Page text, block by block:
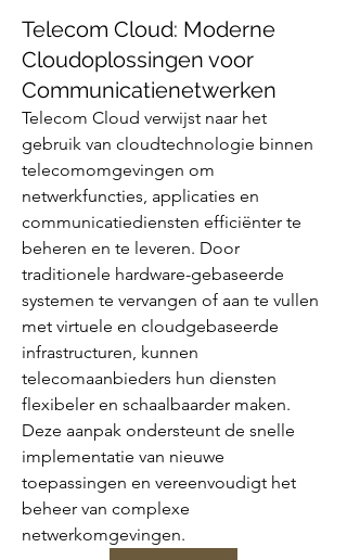
Telecom Cloud: Moderne
Cloudoplossingen voor
Communicatienetwerken
Telecom Cloud verwijst naar het
gebruik van cloudtechnologie binnen
telecomomgevingen om
netwerkfuncties, applicaties en
communicatiediensten efficiënter te
beheren en te leveren. Door
traditionele hardware-gebaseerde
systemen te vervangen of aan te vullen
met virtuele en cloudgebaseerde
infrastructuren, kunnen
telecomaanbieders hun diensten
flexibeler en schaalbaarder maken.
Deze aanpak ondersteunt de snelle
implementatie van nieuwe
toepassingen en vereenvoudigt het
beheer van complexe
netwerkomgevingen.